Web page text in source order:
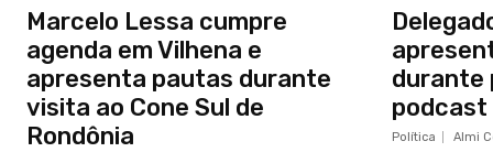
Marcelo Lessa cumpre
agenda em Vilhena e
apresenta pautas durante
visita ao Cone Sul de
Rondônia
durante
podcast
Política Almi